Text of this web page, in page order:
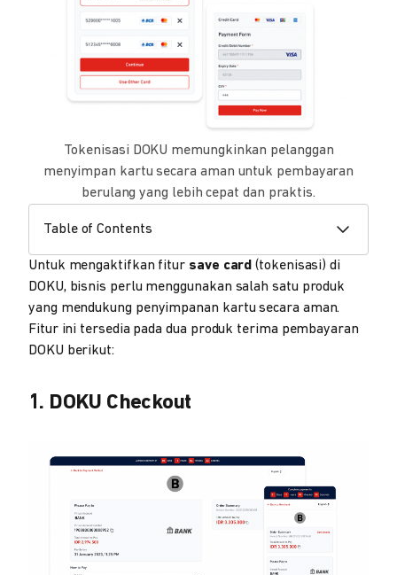
Tokenisasi DOKU memungkinkan pelanggan
menyimpan kartu secara aman untuk pembayaran
berulang yang lebih cepat dan praktis.
Table of Contents
Untuk mengaktifkan fitur save card (tokenisasi) di
DOKU, bisnis perlu menggunakan salah satu produk
yang mendukung penyimpanan kartu secara aman.
Fitur ini tersedia pada dua produk terima pembayaran
DOKU berikut:
1. DOKU Checkout